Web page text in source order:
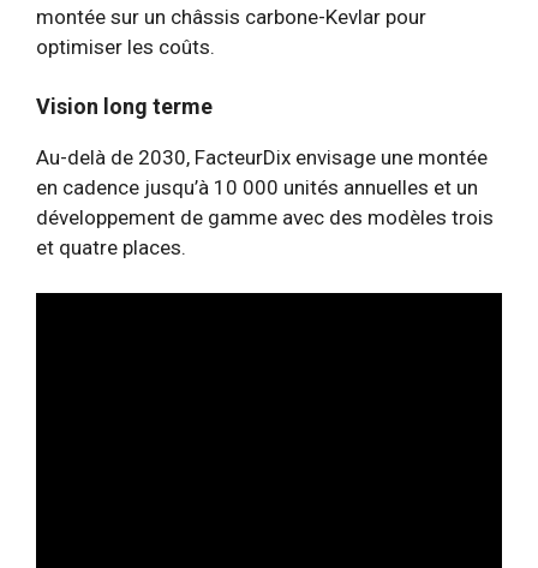
montée sur un châssis carbone-Kevlar pour
optimiser les coûts.
Vision long terme
Au-delà de 2030, FacteurDix envisage une montée
en cadence jusqu’à 10 000 unités annuelles et un
développement de gamme avec des modèles trois
et quatre places.